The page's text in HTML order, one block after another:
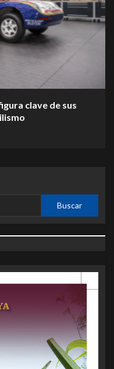
clave de sus
Buscar